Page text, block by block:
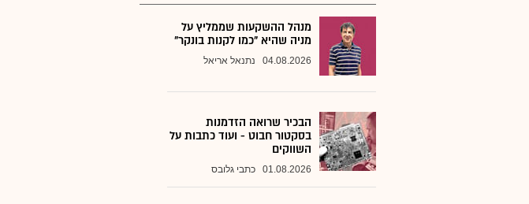
מנהל ההשקעות שממליץ על
מניה שהיא "כמו לקנות בונקר"
04.08.2026 נתנאל אריאל
הבכיר שרואה הזדמנות
בסקטור חבוט - ועוד כתבות על
השווקים
01.08.2026 כתבי גלובס